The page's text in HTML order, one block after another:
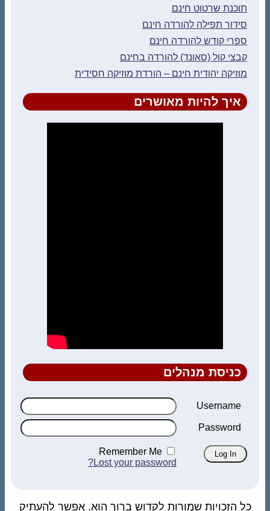
תוכנת שרטוט חינם
סידור תפילה להורדה חינם
ספרי קודש להורדה חינם
קבצי קול (סאונד) להורדה בחינם
מוזיקה יהודית חינם – הורדת מוזיקה חסידית
איך להיות מאושרים
כניסת מנהלים
Username
Password
Remember Me
Lost your password?
כל הזכויות שמורות לקדוש ברוך הוא. אפשר להעתיק